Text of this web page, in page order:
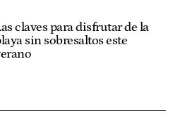
claves para disfrutar de la
sin sobresaltos este